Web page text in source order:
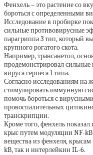
Фенхель – это растение со
бороться с определенными
Исследование в пробирке
сильные противовирусные
парагриппа 3 тип, который
крупного рогатого скота.
Например, трансанетол,
продемонстрировал
вируса герпеса 1 типа.
Согласно исследованиям на
стимулировать иммунную
помочь бороться с
провоспалительных
транскрипции.
Кроме того, фенхель
крыс путем модуляции NF-
вещества из фенхеля,
kB, так и интерлейкин IL-6.